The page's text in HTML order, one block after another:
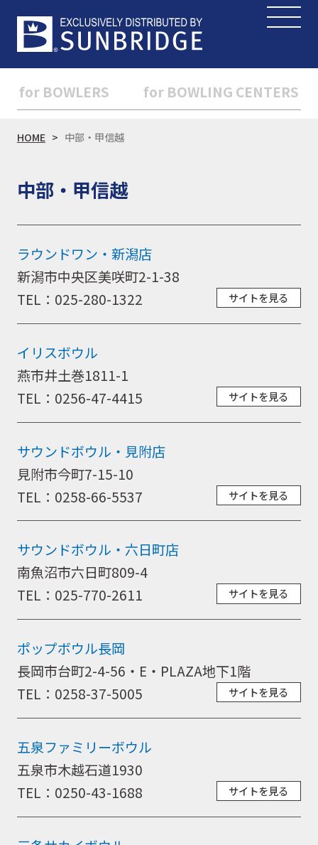
for BOWLERS for BOWLING CENTERS
HOME 中部・甲信越
中部・甲信越
ラウンドワン・新潟店
新潟市中央区美咲町2-1-38
TEL：025-280-1322
サイトを見る
イリスボウル
燕市井土巻1811-1
TEL：0256-47-4415
サイトを見る
サウンドボウル・見附店
見附市今町7-15-10
TEL：0258-66-5537
サイトを見る
サウンドボウル・六日町店
南魚沼市六日町809-4
TEL：025-770-2611
サイトを見る
ポップボウル長岡
長岡市台町2-4-56・E・PLAZA地下1階
TEL：0258-37-5005
サイトを見る
五泉ファミリーボウル
五泉市木越石道1930
TEL：0250-43-1688
サイトを見る